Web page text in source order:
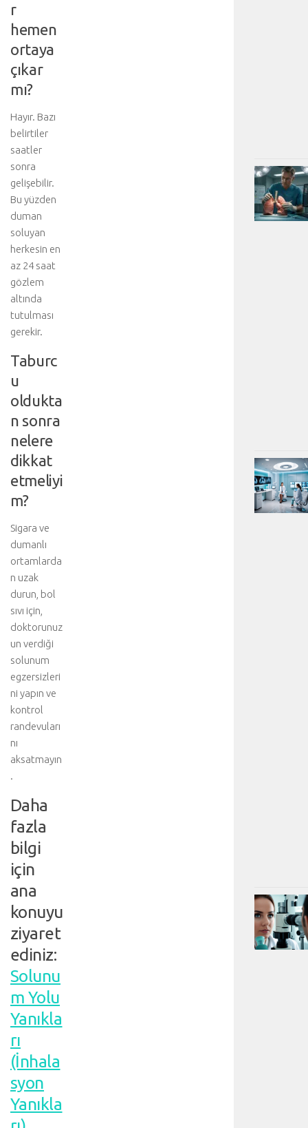
r
hemen
ortaya
çıkar
mı?
Hayır. Bazı
belirtiler
saatler
sonra
gelişebilir.
Bu yüzden
duman
soluyan
herkesin en
az 24 saat
gözlem
altında
tutulması
gerekir.
Taburc
u
oldukta
n sonra
nelere
dikkat
etmeliyi
m?
Sigara ve
dumanlı
ortamlarda
n uzak
durun, bol
sıvı için,
doktorunuz
un verdiği
solunum
egzersizleri
ni yapın ve
kontrol
randevuları
nı
aksatmayın
.
Daha
fazla
bilgi
için
ana
konuyu
ziyaret
ediniz:
Solunu
m Yolu
Yanıkla
rı
(İnhala
syon
Yanıkla